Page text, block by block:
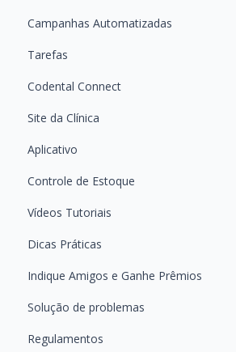
Certificados Digitais
Atestado Digital
Emitindo e Acompanhando Boletos
Dúvidas Frequentes Sobre Boletos
Campanhas Automatizadas
Tarefas
Codental Connect
Site da Clínica
Aplicativo
Controle de Estoque
Vídeos Tutoriais
Dicas Práticas
Indique Amigos e Ganhe Prêmios
Solução de problemas
Regulamentos